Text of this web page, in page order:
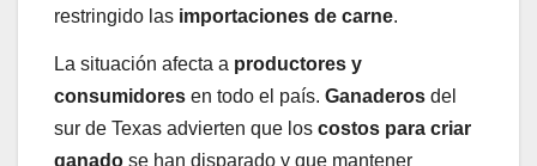
restringido las importaciones de carne.
La situación afecta a productores y
consumidores en todo el país. Ganaderos del
sur de Texas advierten que los costos para criar
ganado se han disparado y que mantener